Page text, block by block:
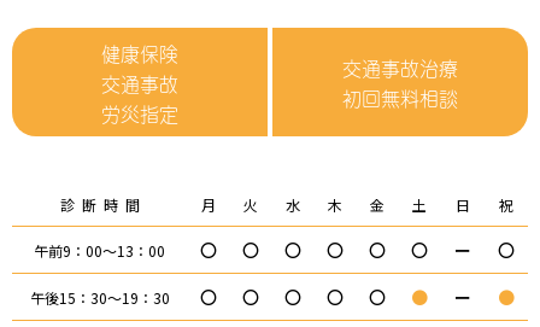
健康保険
交通事故
労災指定
交通事故治療
初回無料相談
診断時間 月 火 水 木 金 土 日 祝
午前9：00～13：00 〇 〇 〇 〇 〇 〇 ー 〇
午後15：30～19：30 〇 〇 〇 〇 〇 ● ー ●